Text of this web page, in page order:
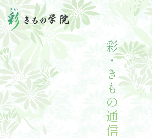
彩・きもの通信